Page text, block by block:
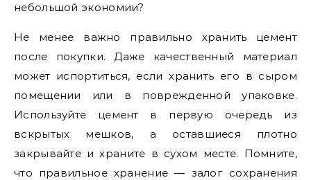
небольшой экономии?
Не менее важно правильно хранить цемент
после покупки. Даже качественный материал
может испортиться, если хранить его в сыром
помещении или в поврежденной упаковке.
Используйте цемент в первую очередь из
вскрытых мешков, а оставшиеся плотно
закрывайте и храните в сухом месте. Помните,
что правильное хранение — залог сохранения